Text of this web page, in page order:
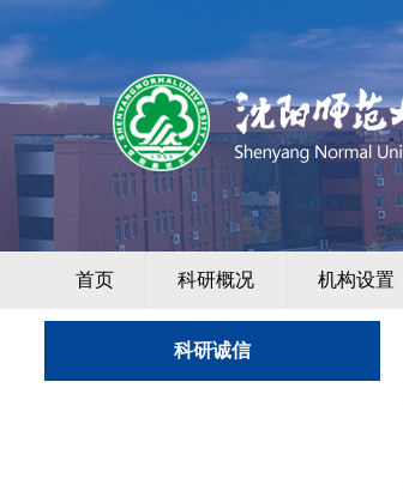
首页 科研概况 机构设置
科研诚信